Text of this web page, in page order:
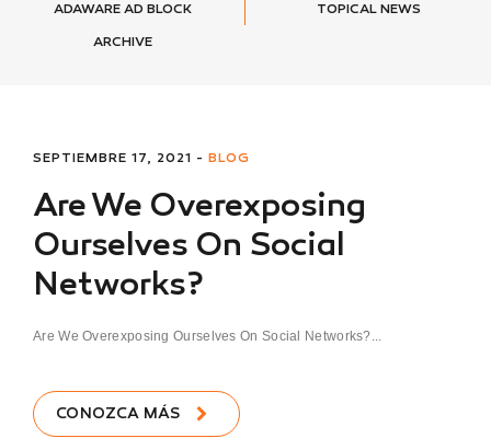
ADAWARE AD BLOCK TOPICAL NEWS
ARCHIVE
SEPTIEMBRE 17, 2021 - BLOG
Are We Overexposing
Ourselves On Social
Networks?
Are We Overexposing Ourselves On Social Networks?...
CONOZCA MÁS